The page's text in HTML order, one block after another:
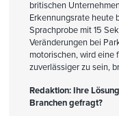
britischen
Erkennungsrate heute
Sprachprobe mit 15
Veränderungen bei
motorischen, wird eine
zuverlässiger zu sein,
Redaktion: Ihre
Branchen gefragt?